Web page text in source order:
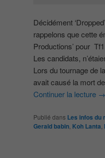
Décidément
rappelons que cette
Productions’ pour
Les candidats,
Lors du tournage de
avait causé la mort
Continuer la lecture →
Publié dans Les infos du
Gerald babin Koh Lanta